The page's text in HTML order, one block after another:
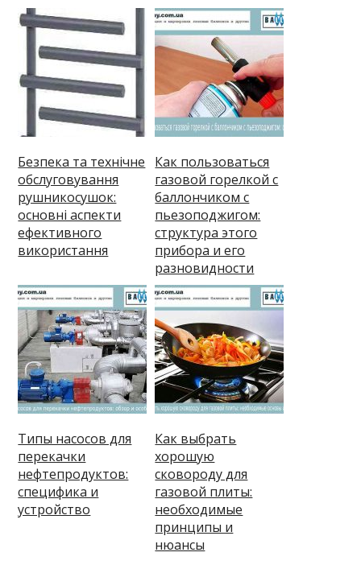
Безпека та технічне
обслуговування
рушникосушок:
основні аспекти
ефективного
використання
Как пользоваться
газовой горелкой с
баллончиком с
пьезоподжигом:
структура этого
прибора и его
разновидности
Типы насосов для
перекачки
нефтепродуктов:
специфика и
устройство
Как выбрать
хорошую
сковороду для
газовой плиты:
необходимые
принципы и
нюансы